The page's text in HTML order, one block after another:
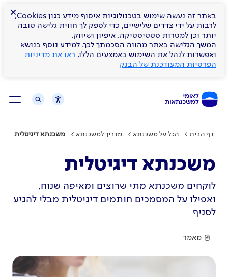
באתר זה נעשה שימוש בטכנולוגיות איסוף מידע כגון Cookies,
לרבות על ידי צדדים שלישיים, כדי לספק לך חווית גלישה טובה
יותר וכן למטרות סטטיסטיקה, איפיון ושיווק.
המשך הגלישה באתר מהווה הסכמתך לכך. למידע נוסף בנושא
ואפשרות לנהל את השימוש באמצעים הללו, ראו את מדיניות
הפרטיות המעודכנת של הבנק
×
דף הבית הכל על משכנתא מדריך למשכנתא משכנתא דיגיטלית
משכנתא דיגיטלית
לוקחים משכנתא מתי שרוצים ומאיפה שנוח,
ואפילו על המסמכים חותמים דיגיטלית מבלי להגיע
לסניף
מאמר